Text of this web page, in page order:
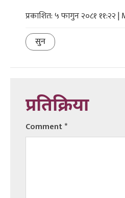
प्रकाशित: ५ फागुन २०८१ ११:२२
सुन
प्रतिक्रिया
Comment*